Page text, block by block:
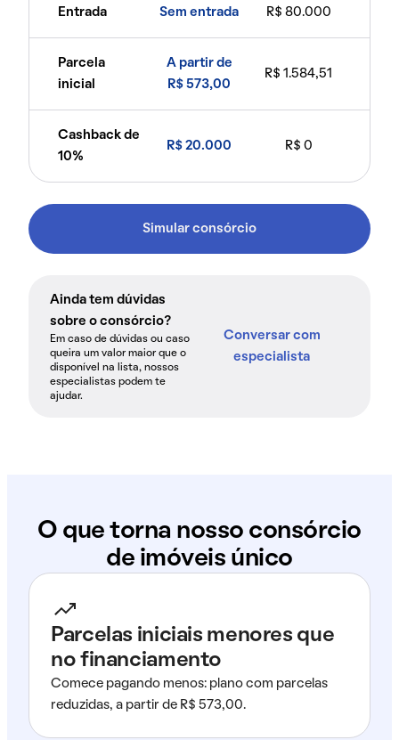
Entrada Sem entrada R$ 80.000
Parcela
inicial
A partir de
R$ 573,00
R$ 1.584,51
Cashback de
10%
R$ 20.000 R$ 0
Simular consórcio
Ainda tem dúvidas
sobre o consórcio?
Em caso de dúvidas ou caso
queira um valor maior que o
disponível na lista, nossos
especialistas podem te
ajudar.
Conversar com
especialista
O que torna nosso consórcio
de imóveis único
Parcelas iniciais menores que
no financiamento
Comece pagando menos: plano com parcelas
reduzidas, a partir de R$ 573,00.